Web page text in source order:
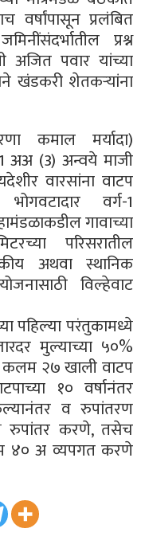
वर्षांपासून प्रलंबित
प्रश्न
अजित पवार यांच्या
खंडकरी शेतकऱ्यांना
कमाल मर्यादा)
अअ (3) अन्वये माजी
वारसांना वाटप
वर्ग-1
गावाच्या
परिसरातील
अथवा स्थानिक
विल्हेवाट
पहिल्या परंतुकामध्ये
मुल्याच्या ५०%
कलम २७ खाली वाटप
१० वर्षानंतर
व रुपांतरण
रुपांतर करणे, तसेच
४० अ व्यपगत करणे